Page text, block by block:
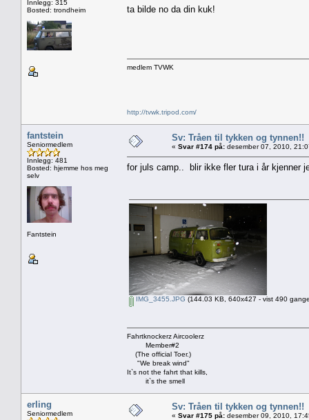
Innlegg: 315
Bosted: trondheim
ta bilde no da din kuk!
medlem TVWK
http://tvwk.tripod.com/
fantstein
Seniormedlem
Innlegg: 481
Bosted: hjemme hos meg
selv
Fantstein
Sv: Tråen til tykken og tynnen!!
« Svar #174 på: desember 07, 2010,
for juls camp.. blir ikke fler tura i år kjenner
IMG_3455.JPG (144.03 KB, 640x427 - vist 490
Fahrtknockerz Aircoolerz
Member#2
(The official Toer.)
"We break wind"
It`s not the fahrt that kills,
it`s the smell
erling
Seniormedlem
Sv: Tråen til tykken og tynnen!!
« Svar #175 på: desember 09, 2010,